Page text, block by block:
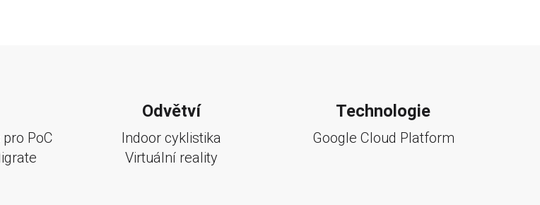
PoC
Odvětví
Indoor cyklistika
Virtuální reality
Technologie
Google Cloud Platform